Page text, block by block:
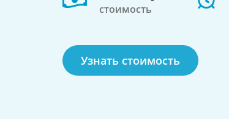
стоимость
Узнать стоимость